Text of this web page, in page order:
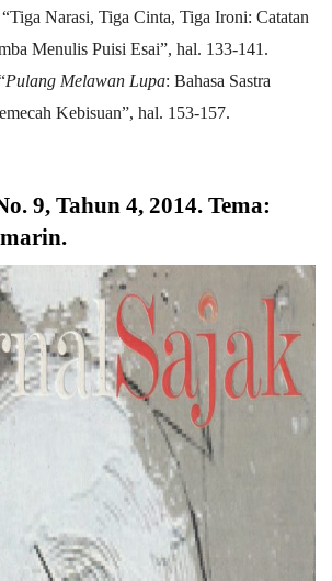
Narasi, Tiga Cinta, Tiga Ironi: Catatan
Menulis Puisi Esai”, hal. 133-141.
Pulang Melawan Lupa: Bahasa Sastra
Kebisuan”, hal. 153-157.
9, Tahun 4, 2014. Tema:
.